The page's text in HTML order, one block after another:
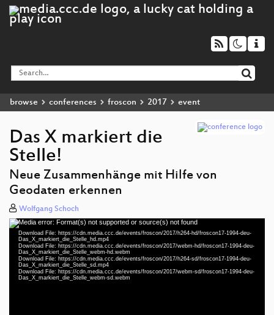
browse conferences froscon 2017 event
Das X markiert die
Stelle!
Neue Zusammenhänge mit Hilfe von
Geodaten erkennen
Wolfgang Schoch
Video
Player
Media error: Format(s) not supported or source(s) not found
Download File: https://cdn.media.ccc.de/events/froscon/2017/h264-hd/froscon17-1994-deu-
Das_X_markiert_die_Stelle_hd.mp4
Download File: https://cdn.media.ccc.de/events/froscon/2017/webm-hd/froscon17-1994-deu-
Das_X_markiert_die_Stelle_webm-hd.webm
Download File: https://cdn.media.ccc.de/events/froscon/2017/h264-sd/froscon17-1994-deu-
Das_X_markiert_die_Stelle_sd.mp4
Download File: https://cdn.media.ccc.de/events/froscon/2017/webm-sd/froscon17-1994-deu-
Das_X_markiert_die_Stelle_webm-sd.webm